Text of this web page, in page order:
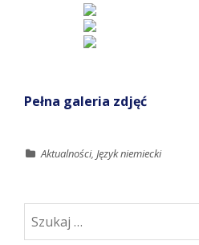
Pełna galeria zdjęć
Aktualności,Język niemiecki
Szukaj: